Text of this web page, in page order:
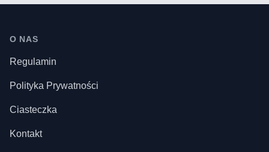
Stopka
O NAS
Regulamin
Polityka Prywatności
Ciasteczka
Kontakt